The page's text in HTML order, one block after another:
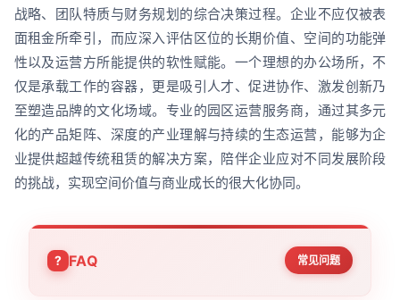
战略、团队特质与财务规划的综合决策过程。企业不应仅被表
面租金所牵引，而应深入评估区位的长期价值、空间的功能弹
性以及运营方所能提供的软性赋能。一个理想的办公场所，不
仅是承载工作的容器，更是吸引人才、促进协作、激发创新乃
至塑造品牌的文化场域。专业的园区运营服务商，通过其多元
化的产品矩阵、深度的产业理解与持续的生态运营，能够为企
业提供超越传统租赁的解决方案，陪伴企业应对不同发展阶段
的挑战，实现空间价值与商业成长的很大化协同。
FAQ 常见问题